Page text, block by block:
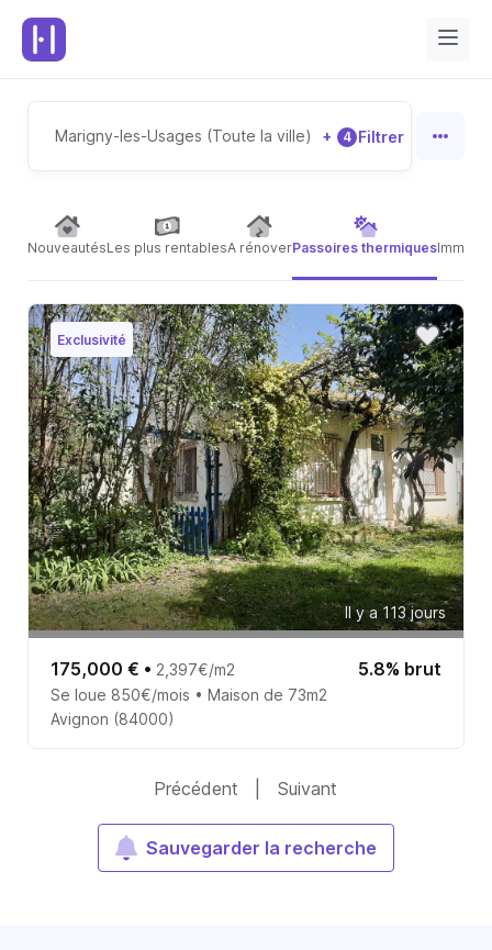
Marigny-les-Usages (Toute la ville) + 4 Filtrer
NouveautésLes plus rentablesA rénoverPassoires thermiques
Exclusivité
Il y a 113 jours
175,000 € • 2,397€/m2 5.8% brut
Se loue 850€/mois • Maison de 73m2
Avignon (84000)
Précédent Suivant
Sauvegarder la recherche